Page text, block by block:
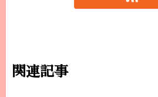
関連記事